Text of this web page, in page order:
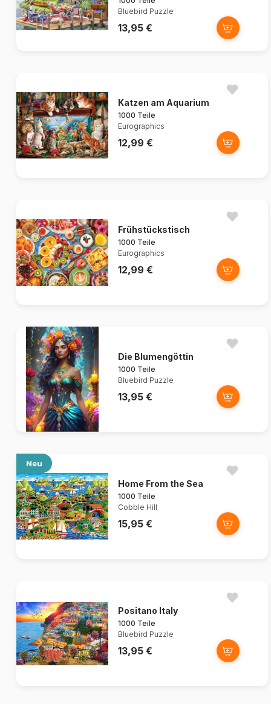
Bluebird Puzzle
13,95 €
Katzen am Aquarium
1000 Teile
Eurographics
12,99 €
Frühstückstisch
1000 Teile
Eurographics
12,99 €
Die Blumengöttin
1000 Teile
Bluebird Puzzle
13,95 €
Neu
Home From the Sea
1000 Teile
Cobble Hill
15,95 €
Positano Italy
1000 Teile
Bluebird Puzzle
13,95 €